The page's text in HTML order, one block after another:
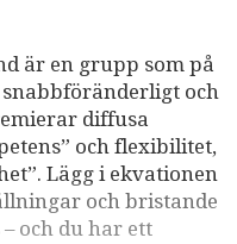
är en grupp som på
och
diffusa
och flexibilitet,
Lägg i ekvationen
och bristande
och du har ett